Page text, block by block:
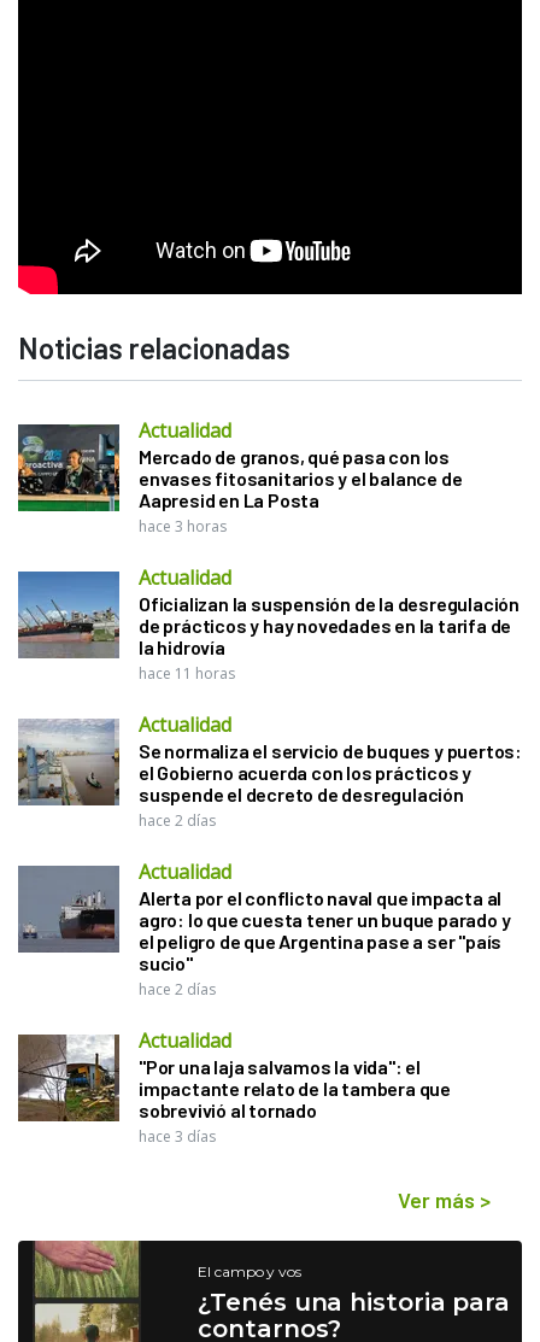
Noticias relacionadas
Actualidad
Mercado de granos, qué pasa con los
envases fitosanitarios y el balance de
Aapresid en La Posta
hace 3 horas
Actualidad
Oficializan la suspensión de la desregulación
de prácticos y hay novedades en la tarifa de
la hidrovía
hace 11 horas
Actualidad
Se normaliza el servicio de buques y puertos:
el Gobierno acuerda con los prácticos y
suspende el decreto de desregulación
hace 2 días
Actualidad
Alerta por el conflicto naval que impacta al
agro: lo que cuesta tener un buque parado y
el peligro de que Argentina pase a ser "país
sucio"
hace 2 días
Actualidad
"Por una laja salvamos la vida": el
impactante relato de la tambera que
sobrevivió al tornado
hace 3 días
Ver más >
El campo y vos
¿Tenés una historia para
contarnos?